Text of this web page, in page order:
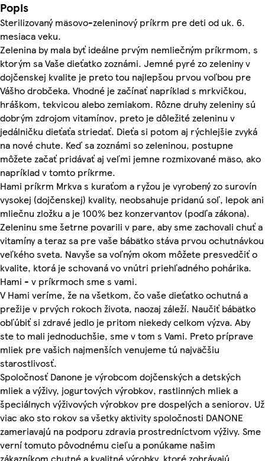
Popis
Sterilizovaný mäsovo-zeleninový príkrm pre deti od uk. 6.
mesiaca veku.
Zelenina by mala byť ideálne prvým nemliečným príkrmom, s
ktorým sa Vaše dieťatko zoznámi. Jemné pyré zo zeleniny v
dojčenskej kvalite je preto tou najlepšou prvou voľbou pre
Vášho drobčeka. Vhodné je začínať napríklad s mrkvičkou,
hráškom, tekvicou alebo zemiakom. Rôzne druhy zeleniny sú
dobrým zdrojom vitamínov, preto je dôležité zeleninu v
jedálničku dieťaťa striedať. Dieťa si potom aj rýchlejšie zvyká
na nové chute. Keď sa zoznámi so zeleninou, postupne
môžete začať pridávať aj veľmi jemne rozmixované mäso, ako
napríklad v tomto príkrme.
Hami príkrm Mrkva s kuraťom a ryžou je vyrobený zo surovín
vysokej (dojčenskej) kvality, neobsahuje pridanú soľ, lepok ani
mliečnu zložku a je 100% bez konzervantov (podľa zákona).
Zeleninu sme šetrne povarili v pare, aby sme zachovali chuť a
vitamíny a teraz sa pre vaše bábätko stáva prvou ochutnávkou
veľkého sveta. Navyše sa voľným okom môžete presvedčiť o
kvalite, ktorá je schovaná vo vnútri priehľadného pohárika.
Hami - v príkrmoch sme s vami.
V Hami veríme, že na všetkom, čo vaše dieťatko ochutná a
prežije v prvých rokoch života, naozaj záleží. Naučiť bábätko
obľúbiť si zdravé jedlo je pritom niekedy celkom výzva. Aby
ste to mali jednoduchšie, sme v tom s Vami. Preto príprave
mliek pre vašich najmenších venujeme tú najväčšiu
starostlivosť.
Spoločnosť Danone je výrobcom dojčenských a detských
mliek a výživy, jogurtových výrobkov, rastlinných mliek a
špeciálnych výživových výrobkov pre dospelých a seniorov. Už
viac ako sto rokov sa všetky aktivity spoločnosti DANONE
zameriavajú na podporu zdravia prostredníctvom výživy. Sme
verní tomuto pôvodnému cieľu a ponúkame našim
zákazníkom chutné a kvalitné výrobky, ktoré zohrávajú